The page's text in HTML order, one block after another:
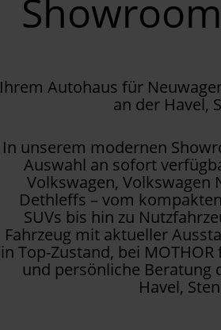
Ihrem Autohaus für
an der Havel,
In unserem modernen
Auswahl an sofort
Volkswagen, Volkswagen
Dethleffs – vom
SUVs bis hin zu
Fahrzeug mit aktueller
in Top-Zustand, bei
und persönliche Beratung
Havel,